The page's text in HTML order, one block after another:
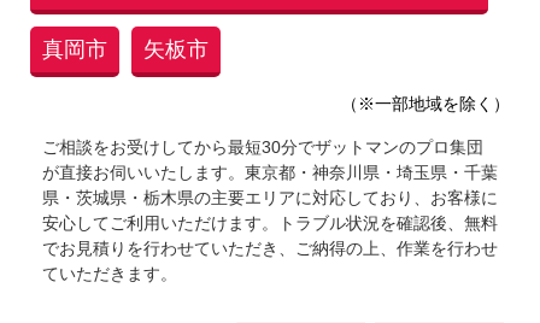
真岡市 矢板市
（※一部地域を除く）
ご相談をお受けしてから最短30分でザットマンのプロ集団
が直接お伺いいたします。東京都・神奈川県・埼玉県・千葉
県・茨城県・栃木県の主要エリアに対応しており、お客様に
安心してご利用いただけます。トラブル状況を確認後、無料
でお見積りを行わせていただき、ご納得の上、作業を行わせ
ていただきます。